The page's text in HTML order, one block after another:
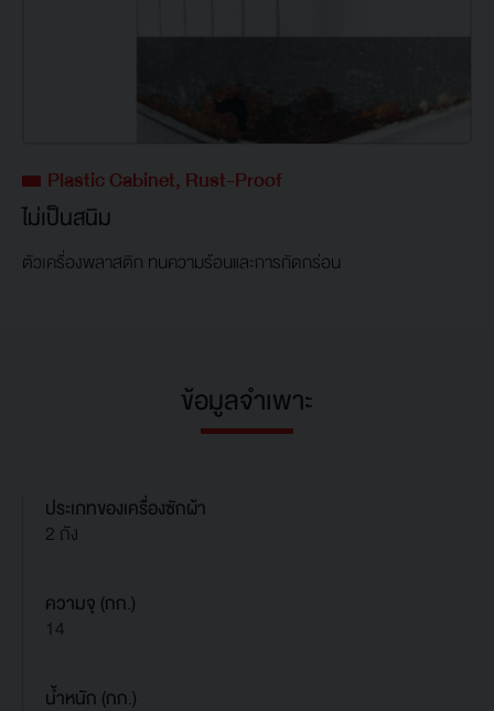
Plastic Cabinet, Rust-Proof
ไม่เป็นสนิม
ตัวเครื่องพลาสติก ทนความร้อนและการกัดกร่อน
ข้อมูลจำเพาะ
ประเภทของเครื่องซักผ้า
2 ถัง
ความจุ (กก.)
14
น้ำหนัก (กก.)